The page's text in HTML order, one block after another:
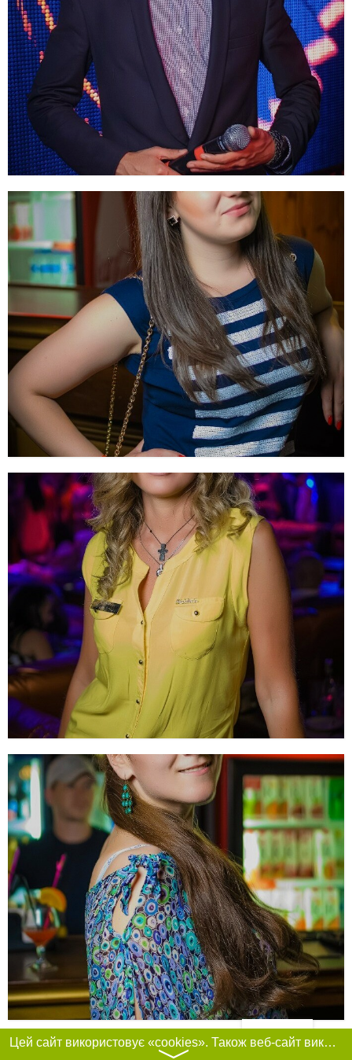
Фільтри
Цей сайт використовує «cookies». Також веб-сайт використовує інтернет-сервіс для збору технічних даних стосовно відвідувачів з метою отримання маркетингової та статистичної інформації. Умови обробки даних відвідувачів сайту див.
〉